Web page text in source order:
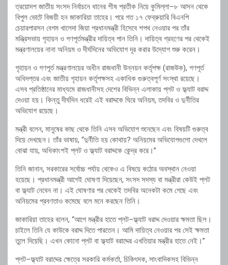
ত্রয়োদশ জাতীয় সংসদ নির্বাচনে ধানের শীষ প্রতীক নিয়ে কুমিল্লা–৮ আসন থেকে
বিপুল ভোটে বিজয়ী হন জাকারিয়া তাহের। পরে গত ১৭ ফেব্রুয়ারি বিএনপি
চেয়ারপারসন বেগম খালেদা জিয়া প্রধানমন্ত্রী হিসেবে শপথ নেওয়ার পর তাঁর
মন্ত্রিসভায় গৃহায়ন ও গণপূর্তমন্ত্রীর দায়িত্ব পান তিনি। দায়িত্ব গ্রহণের পর থেকেই
মন্ত্রণালয়ের নানা অনিয়ম ও দীর্ঘদিনের অভিযোগ দূর করার উদ্যোগ শুরু করেন।
গৃহায়ন ও গণপূর্ত মন্ত্রণালয়ের অধীন রাজধানী উন্নয়ন কর্তৃপক্ষ (রাজউক), গণপূর্ত
অধিদপ্তর এবং জাতীয় গৃহায়ন কর্তৃপক্ষসহ একাধিক গুরুত্বপূর্ণ সংস্থা রয়েছে।
এসব প্রতিষ্ঠানের মাধ্যমে রাজধানীসহ দেশের বিভিন্ন এলাকায় প্লট ও ফ্ল্যাট বরাদ্দ
দেওয়া হয়। কিন্তু দীর্ঘদিন ধরেই এই বরাদ্দকে ঘিরে অনিয়ম, তদবির ও দুর্নীতির
অভিযোগ রয়েছে।
মন্ত্রী বলেন, মানুষের কাছ থেকে তিনি এসব অভিযোগ শুনেছেন এবং বিষয়টি গুরুত্ব
দিয়ে দেখছেন। তাঁর ভাষায়, “দুর্নীতি হয় কোথায়? অনিয়মের অভিযোগগুলো দেখলে
বোঝা যায়, অধিকাংশই প্লট ও ফ্ল্যাট বরাদ্দকে কেন্দ্র করে।”
তিনি জানান, সরকারের সর্বোচ্চ পর্যায় থেকেও এ বিষয়ে কঠোর অবস্থান নেওয়া
হয়েছে। প্রধানমন্ত্রী আগেই ঘোষণা দিয়েছেন, সংসদ সদস্য বা মন্ত্রীরা কেউই প্লট
বা ফ্ল্যাট নেবেন না। এই ঘোষণার পর থেকেই তদবির অনেকটা কমে গেছে এবং
অনিয়মের প্রবণতাও কমেছে বলে মনে করছেন তিনি।
জাকারিয়া তাহের বলেন, “আগে মন্ত্রীর হাতে প্লট–ফ্ল্যাট বরাদ্দ দেওয়ার ক্ষমতা ছিল।
চাইলে তিনি যে কাউকে বরাদ্দ দিতে পারতেন। আমি দায়িত্ব নেওয়ার পর সেই ক্ষমতা
তুলে দিয়েছি। এখন কোনো প্লট বা ফ্ল্যাট বরাদ্দের এখতিয়ার মন্ত্রীর হাতে নেই।”
প্লট–ফ্ল্যাট বরাদ্দের ক্ষেত্রে সরকারি কর্মকর্তা, চিকিৎসক, সাংবাদিকসহ বিভিন্ন